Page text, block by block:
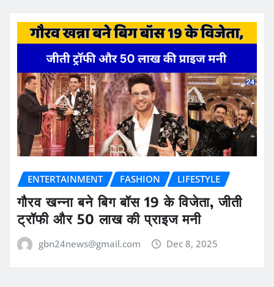
ENTERTAINMENT FASHION LIFESTYLE
गौरव खन्ना बने बिग बॉस 19 के विजेता, जीती
ट्रॉफी और 50 लाख की प्राइज मनी
gbn24news@gmail.com Dec 8, 2025